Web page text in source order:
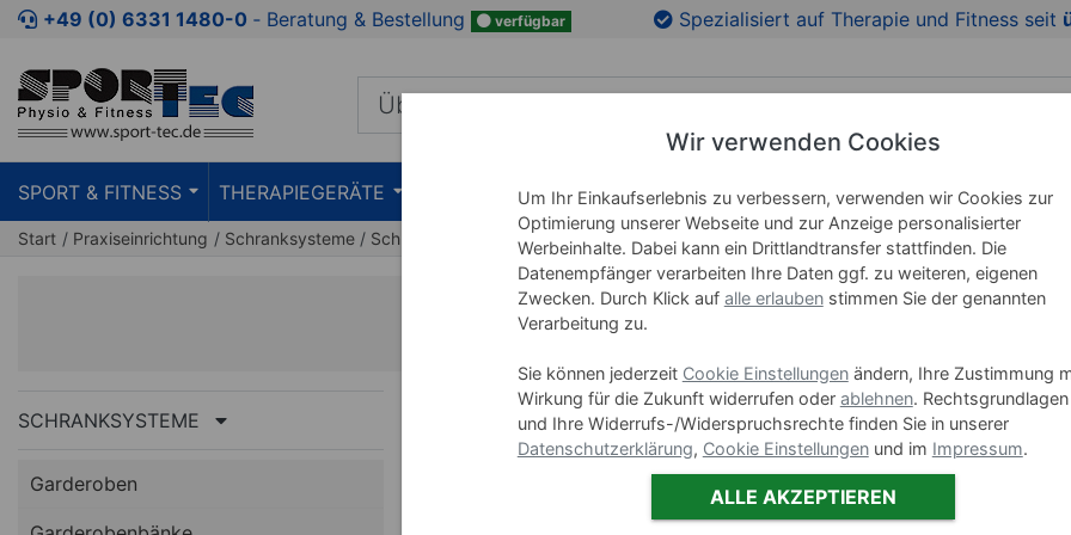
+49 (0) 6331 1480-0 ‐ Beratung & Bestellung verfügbar Spezialisiert auf Therapie und Fitness seit
SPORT & FITNESS THERAPIEGERÄTE PRAXISEINRICHTUNG LEHRMITTEL WELLNESS MARKEN
Start Praxiseinrichtung Schranksysteme Schranksysteme Zubehör
Schranksysteme Zubehör
SCHRANKSYSTEME
Garderoben
Wir verwenden Cookies
Um Ihr Einkaufserlebnis zu verbessern, verwenden wir Cookies zur
Optimierung unserer Webseite und zur Anzeige personalisierter
Werbeinhalte. Dabei kann ein Drittlandtransfer stattfinden. Die
Datenempfänger verarbeiten Ihre Daten ggf. zu weiteren, eigenen
Zwecken. Durch Klick auf alle erlaubenstimmen Sie der genannten
Verarbeitung zu.
Sie können jederzeit Cookie Einstellungenändern, Ihre Zustimmung
Wirkung für die Zukunft widerrufen oder ablehnen. Rechtsgrundlagen
und Ihre Widerrufs-/Widerspruchsrechte finden Sie in unserer
Datenschutzerklärung, Cookie Einstellungenund im Impressum.
ALLE AKZEPTIEREN